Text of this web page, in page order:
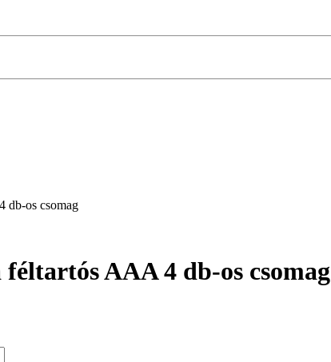
db-os csomag
AAA 4 db-os csomag